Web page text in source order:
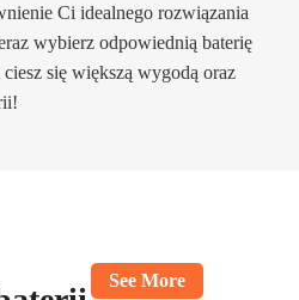
Ci idealnego rozwiązania
wybierz odpowiednią baterię
się większą wygodą oraz
See More